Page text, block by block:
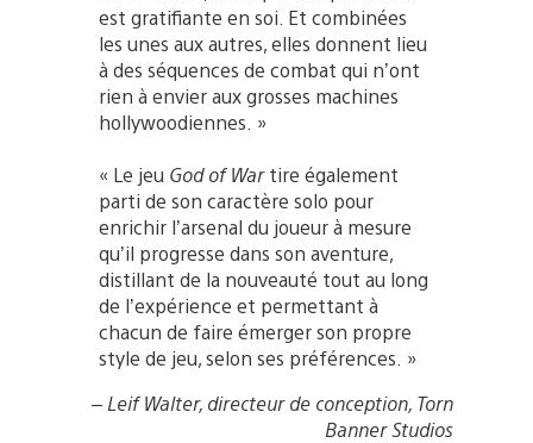
est gratifiante en soi. Et combinées
les unes aux autres, elles donnent lieu
à des séquences de combat qui n’ont
rien à envier aux grosses machines
hollywoodiennes. »
« Le jeu God of Wartire également
parti de son caractère solo pour
enrichir l’arsenal du joueur à mesure
qu’il progresse dans son aventure,
distillant de la nouveauté tout au long
de l’expérience et permettant à
chacun de faire émerger son propre
style de jeu, selon ses préférences. »
– Leif Walter, directeur de conception, Torn
Banner Studios